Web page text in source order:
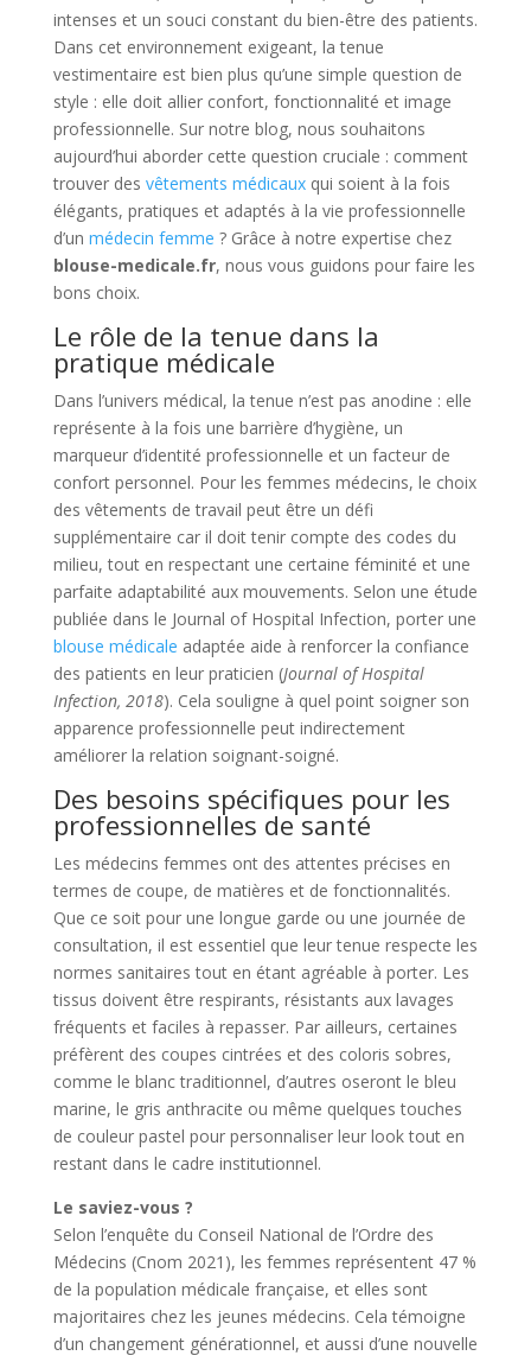
intenses et un souci constant du bien-être des patients.
Dans cet environnement exigeant, la tenue
vestimentaire est bien plus qu’une simple question de
style : elle doit allier confort, fonctionnalité et image
professionnelle. Sur notre blog, nous souhaitons
aujourd’hui aborder cette question cruciale : comment
trouver des vêtements médicauxqui soient à la fois
élégants, pratiques et adaptés à la vie professionnelle
d’un médecin femme ? Grâce à notre expertise chez
blouse-medicale.fr, nous vous guidons pour faire les
bons choix.
Le rôle de la tenue dans la
pratique médicale
Dans l’univers médical, la tenue n’est pas anodine : elle
représente à la fois une barrière d’hygiène, un
marqueur d’identité professionnelle et un facteur de
confort personnel. Pour les femmes médecins, le choix
des vêtements de travail peut être un défi
supplémentaire car il doit tenir compte des codes du
milieu, tout en respectant une certaine féminité et une
parfaite adaptabilité aux mouvements. Selon une étude
publiée dans le Journal of Hospital Infection, porter une
blouse médicale adaptée aide à renforcer la confiance
des patients en leur praticien (Journal of Hospital
Infection, 2018). Cela souligne à quel point soigner son
apparence professionnelle peut indirectement
améliorer la relation soignant-soigné.
Des besoins spécifiques pour les
professionnelles de santé
Les médecins femmes ont des attentes précises en
termes de coupe, de matières et de fonctionnalités.
Que ce soit pour une longue garde ou une journée de
consultation, il est essentiel que leur tenue respecte les
normes sanitaires tout en étant agréable à porter. Les
tissus doivent être respirants, résistants aux lavages
fréquents et faciles à repasser. Par ailleurs, certaines
préfèrent des coupes cintrées et des coloris sobres,
comme le blanc traditionnel, d’autres oseront le bleu
marine, le gris anthracite ou même quelques touches
de couleur pastel pour personnaliser leur look tout en
restant dans le cadre institutionnel.
Le saviez-vous ?
Selon l’enquête du Conseil National de l’Ordre des
Médecins (Cnom 2021), les femmes représentent 47 %
de la population médicale française, et elles sont
majoritaires chez les jeunes médecins. Cela témoigne
d’un changement générationnel, et aussi d’une nouvelle